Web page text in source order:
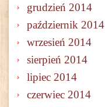
grudzień 2014
październik 2014
wrzesień 2014
sierpień 2014
lipiec 2014
czerwiec 2014